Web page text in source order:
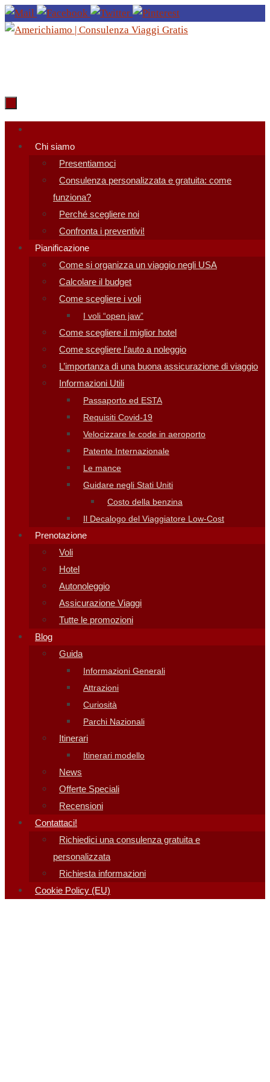
Salta
al
Salta
contenuto
Chi siamo
Presentiamoci
Consulenza personalizzata e gratuita: come
funziona?
Perché scegliere noi
Confronta i preventivi!
Pianificazione
Come si organizza un viaggio negli USA
Calcolare il budget
Come scegliere i voli
I voli “open jaw”
Come scegliere il miglior hotel
Come scegliere l’auto a noleggio
L’importanza di una buona assicurazione di viaggio
Informazioni Utili
Passaporto ed ESTA
Requisiti Covid-19
Velocizzare le code in aeroporto
Patente Internazionale
Le mance
Guidare negli Stati Uniti
Costo della benzina
Il Decalogo del Viaggiatore Low-Cost
Prenotazione
Voli
Hotel
Autonoleggio
Assicurazione Viaggi
Tutte le promozioni
Blog
Guida
Informazioni Generali
Attrazioni
Curiosità
Parchi Nazionali
Itinerari
Itinerari modello
News
Offerte Speciali
Recensioni
Contattaci!
Richiedici una consulenza gratuita e
personalizzata
Richiesta informazioni
Cookie Policy (EU)